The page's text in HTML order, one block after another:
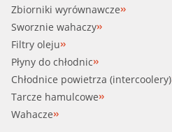
Zbiorniki wyrównawcze
Sworznie wahaczy
Filtry oleju
Płyny do chłodnic
Chłodnice powietrza (intercoolery)
Tarcze hamulcowe
Wahacze